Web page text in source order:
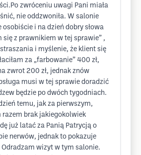
zwróceniu uwagi Pani miała
nie oddzwoniła. W salonie
osobiście i na dzień dobry słowa
się z prawnikiem w tej sprawie” ,
i myślenie, że klient się
za „farbowanie” 400 zł,
zwrot 200 zł, jednak znów
musi w tej sprawie doradzić
będzie po dwóch tygodniach.
temu, jak za pierwszym,
brak jakiegokolwiek
już latać za Panią Patrycją o
nerwów, jednak to pokazuje
Odradzam wizyt w tym salonie.